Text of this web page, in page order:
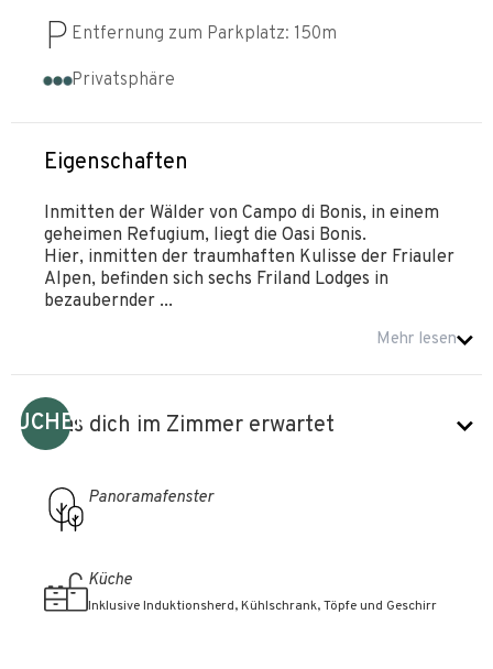
Entfernung zum Parkplatz: 150m
Privatsphäre
Eigenschaften
Inmitten der Wälder von Campo di Bonis, in einem
geheimen Refugium, liegt die Oasi Bonis.
Hier, inmitten der traumhaften Kulisse der Friauler
Alpen, befinden sich sechs Friland Lodges in
bezaubernder ...
Mehr lesen
BUCHEN
Was dich im Zimmer erwartet
Panoramafenster
Küche
Inklusive Induktionsherd, Kühlschrank, Töpfe und Geschirr